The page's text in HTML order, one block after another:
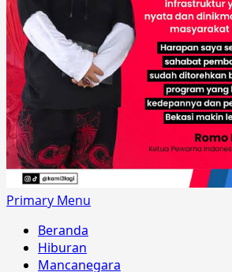
Primary Menu
Beranda
Hiburan
Mancanegara